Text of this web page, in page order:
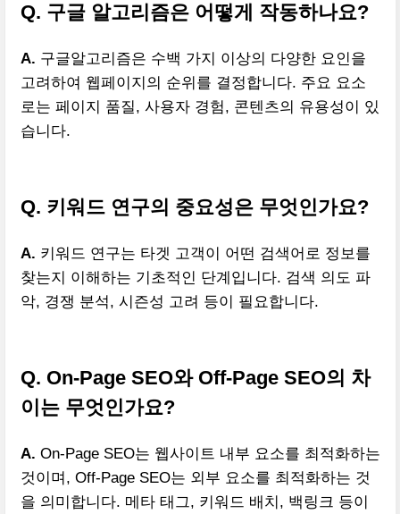
Q. 구글 알고리즘은 어떻게 작동하나요?
A. 구글알고리즘은 수백 가지 이상의 다양한 요인을
고려하여 웹페이지의 순위를 결정합니다. 주요 요소
로는 페이지 품질, 사용자 경험, 콘텐츠의 유용성이 있
습니다.
Q. 키워드 연구의 중요성은 무엇인가요?
A. 키워드 연구는 타겟 고객이 어떤 검색어로 정보를
찾는지 이해하는 기초적인 단계입니다. 검색 의도 파
악, 경쟁 분석, 시즌성 고려 등이 필요합니다.
Q. On-Page SEO와 Off-Page SEO의 차
이는 무엇인가요?
A. On-Page SEO는 웹사이트 내부 요소를 최적화하는
것이며, Off-Page SEO는 외부 요소를 최적화하는 것
을 의미합니다. 메타 태그, 키워드 배치, 백링크 등이